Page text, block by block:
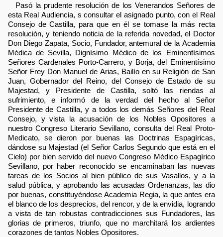
Pasó la prudente resolución de los Venerandos Señores de
esta Real Audiencia, s consultar el asignado punto, con el Real
Consejo de Castilla, para que en él se tomase la más recta
resolución, y teniendo noticia de la referida novedad, el Doctor
Don Diego Zapata, Socio, Fundador, antemural de la Academia
Médica de Sevilla, Dignísimo Médico de los Eminentísimos
Señores Cardenales Porto-Carrero, y Borja, del Eminentísimo
Señor Frey Don Manuel de Arias, Bailío en su Religión de San
Juan, Gobernador del Reino, del Consejo de Estado de su
Majestad, y Presidente de Castilla, soltó las riendas al
sufrimiento, e informó de la verdad del hecho al Señor
Presidente de Castilla, y a todos los demás Señores del Real
Consejo, y vista la acusación de los Nobles Opositores a
nuestro Congreso Literario Sevillano, consulta del Real Proto-
Medicato, se dieron por buenas las Doctrinas Espagíricas,
dándose su Majestad (el Señor Carlos Segundo que está en el
Cielo) por bien servido del nuevo Congreso Médico Espagírico
Sevillano, por haber reconocido se encaminaban las nuevas
tareas de los Socios al bien público de sus Vasallos, y a la
salud pública, y aprobando las acusadas Ordenanzas, las dio
por buenas, constituyéndose Academia Regia, la que antes era
el blanco de los desprecios, del rencor, y de la envidia, logrando
a vista de tan robustas contradicciones sus Fundadores, las
glorias de primeros, triunfo, que no marchitará los ardientes
corazones de tantos Nobles Opositores.